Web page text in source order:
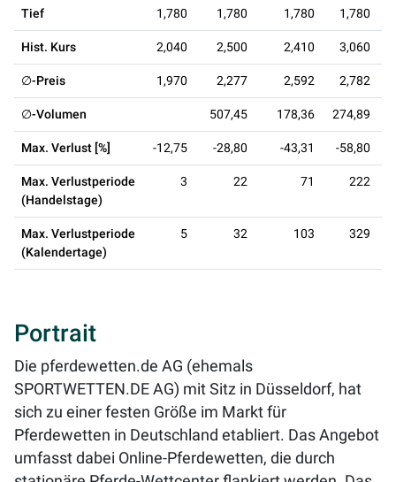
Tief 1,780 1,780 1,780 1,780
Hist. Kurs 2,040 2,500 2,410 3,060
∅-Preis 1,970 2,277 2,592 2,782
∅-Volumen 507,45 178,36 274,89
Max. Verlust [%] -12,75 -28,80 -43,31 -58,80
Max. Verlustperiode
(Handelstage)
3 22 71 222
Max. Verlustperiode
(Kalendertage)
5 32 103 329
Portrait
Die pferdewetten.de AG (ehemals
SPORTWETTEN.DE AG) mit Sitz in Düsseldorf, hat
sich zu einer festen Größe im Markt für
Pferdewetten in Deutschland etabliert. Das Angebot
umfasst dabei Online-Pferdewetten, die durch